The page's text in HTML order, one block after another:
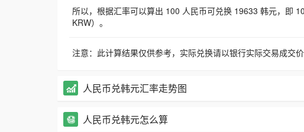
所以，根据汇率可以算出 100 人民币可兑换 19633 韩元，即
KRW）。
注意：此计算结果仅供参考，实际兑换请以银行实际交易成交价
人民币兑韩元汇率走势图
人民币兑韩元怎么算